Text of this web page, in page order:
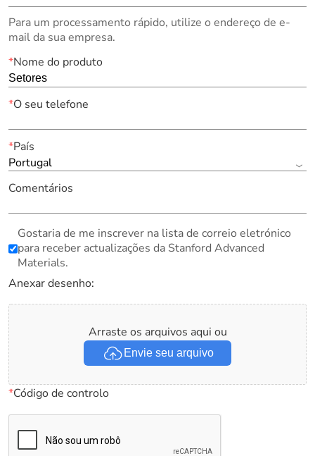
Para um processamento rápido, utilize o endereço de e-
mail da sua empresa.
*Nome do produto
*O seu telefone
*País
Portugal
Comentários
Gostaria de me inscrever na lista de correio eletrónico
para receber actualizações da Stanford Advanced
Materials.
Anexar desenho:
Arraste os arquivos aqui ou
Envie seu arquivo
*Código de controlo